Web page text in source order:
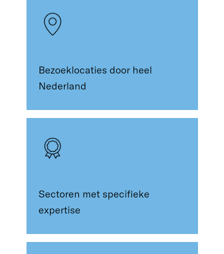
Bezoeklocaties door heel
Nederland
Sectoren met specifieke
expertise